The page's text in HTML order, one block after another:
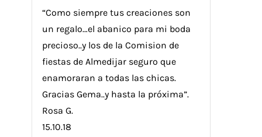
“Como siempre tus creaciones son
un regalo…el abanico para mi boda
precioso..y los de la Comision de
fiestas de Almedijar seguro que
enamoraran a todas las chicas.
Gracias Gema..y hasta la próxima”.
Rosa G.
15.10.18